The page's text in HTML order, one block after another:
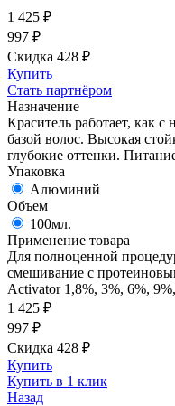
1 425 ₽
997 ₽
Скидка 428 ₽
Купить
Стать партнёром
Назначение
Краситель работает, как с
базой волос. Высокая
глубокие оттенки.
Упаковка
Алюминий
Объем
100мл.
Применение товара
Для полноценной
смешивание с
Activator 1,8%, 3%, 6%,
1 425 ₽
997 ₽
Скидка 428 ₽
Купить
Купить в 1 клик
Назад